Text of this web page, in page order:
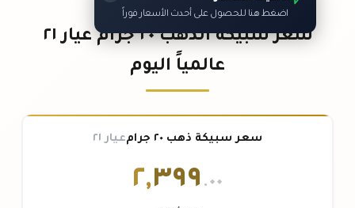
اضغط هنا للحصول على أحدث الأسعار فوراً
سعر سبيكة الذهب ٢٠ جرام عيار ٢١
عالمياً اليوم
سعر سبيكة ذهب ٢٠ جرام عيار ٢١
٢,٣٩٩ .٠٠